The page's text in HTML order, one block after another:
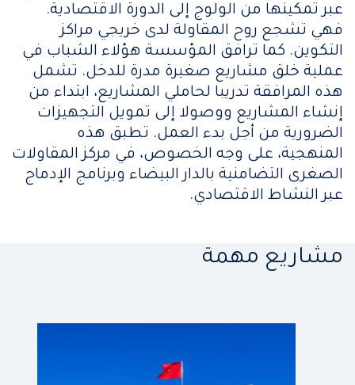
عبر تمكينها من الولوج إلى الدورة الاقتصادية.
فهي تشجع روح المقاولة لدى خريجي مراكز
التكوين. كما ترافق المؤسسة هؤلاء الشباب في
عملية خلق مشاريع صغيرة مدرة للدخل. تشمل
هذه المرافقة تدريبا لحاملي المشاريع، ابتداء من
إنشاء المشاريع ووصولا إلى تمويل التجهيزات
الضرورية من أجل بدء العمل. تطبق هذه
المنهجية، على وجه الخصوص، في مركز المقاولات
الصغرى التضامنية بالدار البيضاء وبرنامج الإدماج
عبر النشاط الاقتصادي.
مشاريع مهمة